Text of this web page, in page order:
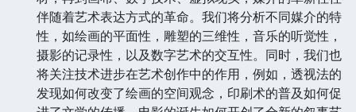
伴随着艺术表达方式的革命。我们将分析不同媒介的特
性，如绘画的平面性，雕塑的三维性，音乐的听觉性，
摄影的记录性，以及数字艺术的交互性。同时，我们也
将关注技术进步在艺术创作中的作用，例如，透视法的
发现如何改变了绘画的空间观念，印刷术的普及如何促